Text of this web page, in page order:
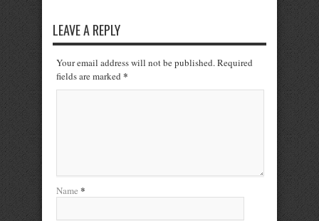
LEAVE A REPLY
Your email address will not be published. Required
fields are marked *
Name *